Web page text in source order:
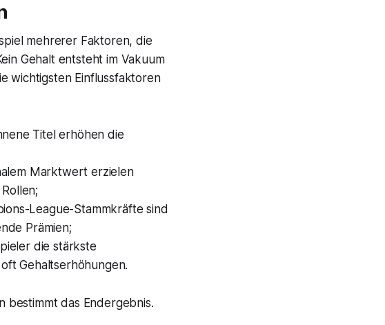
mehrerer Faktoren, die
Gehalt entsteht im Vakuum
wichtigsten Einflussfaktoren
Titel erhöhen die
Marktwert erzielen
League-Stammkräfte sind
Prämien;
die stärkste
Gehaltserhöhungen.
bestimmt das Endergebnis.